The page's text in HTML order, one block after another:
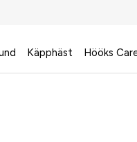
Käpphäst Hööks